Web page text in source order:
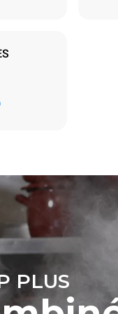
en
produite
2 heures
PLUS